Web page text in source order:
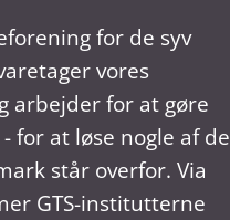
for de syv
vores
arbejder for at gøre
for at løse nogle af de
står overfor. Via
GTS-institutterne